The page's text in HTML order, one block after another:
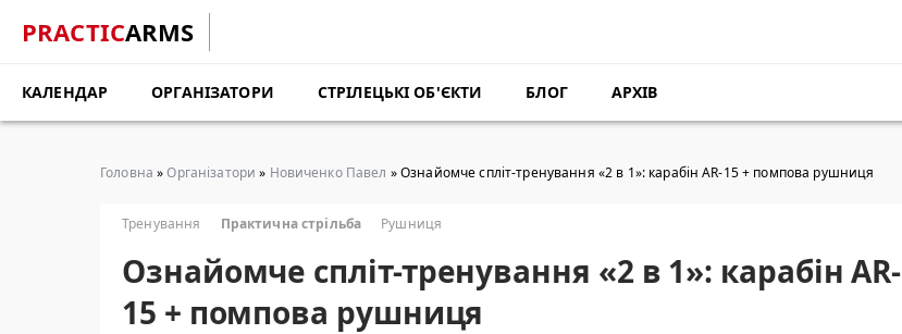
PRACTICARMS
КАЛЕНДАР ОРГАНІЗАТОРИ СТРІЛЕЦЬКІ ОБ'ЄКТИ БЛОГ АРХІВ
Головна »Організатори » Новиченко Павел » Ознайомче спліт-тренування «2 в 1»: карабін AR-15 + помпова рушниця
Тренування Практична стрільба Рушниця
Ознайомче спліт-тренування «2 в 1»: карабін AR-
15 + помпова рушниця